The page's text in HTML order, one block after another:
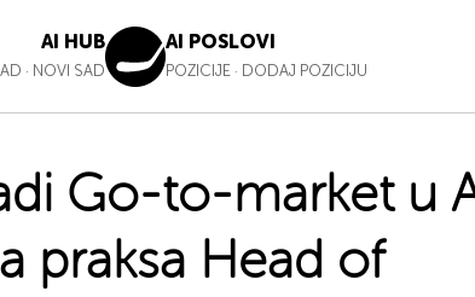
AI HUB
· NOVI SAD
AI POSLOVI
POZICIJE · DODAJ POZICIJU
Go-to-market u
praksa Head of